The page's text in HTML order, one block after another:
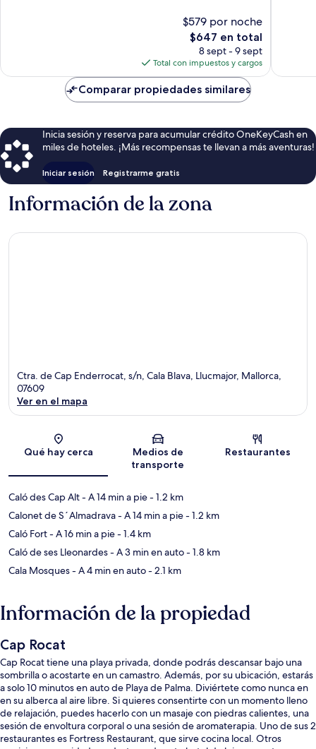
$579 por noche
El
precio
actual
es
de
$647
$647 en total
8 sept - 9 sept
Total con impuestos y cargos
Comparar propiedades similares
Inicia sesión y reserva para acumular crédito OneKeyCash en
miles de hoteles. ¡Más recompensas te llevan a más aventuras!
Iniciar sesión Registrarme gratis
Información de la zona
Ctra. de Cap Enderrocat, s/n, Cala Blava, Llucmajor, Mallorca,
07609
Ver en el mapa
Qué hay cerca
Medios de
transporte
Restaurantes
Caló des Cap Alt- A 14 min a pie- 1.2 km
Calonet de S´Almadrava- A 14 min a pie- 1.2 km
Caló Fort- A 16 min a pie- 1.4 km
Caló de ses Lleonardes- A 3 min en auto- 1.8 km
Cala Mosques- A 4 min en auto- 2.1 km
Información de la propiedad
Cap Rocat
Cap Rocat tiene una playa privada, donde podrás descansar bajo una
sombrilla o acostarte en un camastro. Además, por su ubicación, estarás
a solo 10 minutos en auto de Playa de Palma. Diviértete como nunca en
en su alberca al aire libre. Si quieres consentirte con un momento lleno
de relajación, puedes hacerlo con un masaje con piedras calientes, una
sesión de envoltura corporal o una sesión de aromaterapia. Uno de sus 2
restaurantes es Fortress Restaurant, que sirve cocina local. Otros